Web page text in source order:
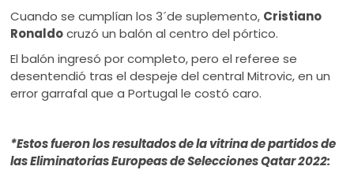
Cuando se cumplían los 3´de suplemento, Cristiano
Ronaldocruzó un balón al centro del pórtico.
El balón ingresó por completo, pero el referee se
desentendió tras el despeje del central Mitrovic, en un
error garrafal que a Portugal le costó caro.
*Estos fueron los resultados de la vitrina de partidos de
las Eliminatorias Europeas de Selecciones Qatar 2022: